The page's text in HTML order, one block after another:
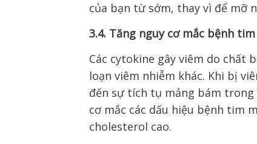
của bạn từ sớm, thay vì để mỡ
3.4. Tăng nguy cơ mắc bệnh
Các cytokine gây viêm do chất
loạn viêm nhiễm khác. Khi bị
đến sự tích tụ mảng bám trong
cơ mắc các dấu hiệu bệnh tim
cholesterol cao.